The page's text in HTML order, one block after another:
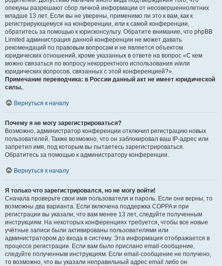
опекуны разрешают сбор личной информации от несовершеннолетних
младше 13 лет. Если вы не уверены, применимо ли это к вам, как к
регистрирующемуся на конференции, или к самой конференции,
обратитесь за помощью к юрисконсульту. Обратите внимание, что phpBB
Limited администрация данной конференции не может давать
рекомендаций по правовым вопросам и не является объектом
юридических отношений, кроме указанных в ответе на вопрос «С кем
можно связаться по вопросу некорректного использования и/или
юридических вопросов, связанных с этой конференцией?».
Примечание переводчика: в России данный акт не имеет юридической
силы..
Вернуться к началу
Почему я не могу зарегистрироваться?
Возможно, администратор конференции отключил регистрацию новых
пользователей. Также возможно, что он заблокировал ваш IP-адрес или
запретил имя, под которым вы пытаетесь зарегистрироваться.
Обратитесь за помощью к администратору конференции.
Вернуться к началу
Я только что зарегистрировался, но не могу войти!
Сначала проверьте свои имя пользователя и пароль. Если они верны, то
возможны два варианта. Если включена поддержка COPPA и при
регистрации вы указали, что вам менее 13 лет, следуйте полученным
инструкциям. На некоторых конференциях требуется, чтобы все новые
учётные записи были активированы пользователями или
администратором до входа в систему. Эта информация отображается в
процессе регистрации. Если вам было прислано email-сообщение,
следуйте полученным инструкциям. Если email-сообщение не получено,
то возможно, что вы указали неправильный адрес email либо он